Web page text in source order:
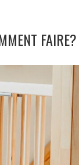
FAIRE?